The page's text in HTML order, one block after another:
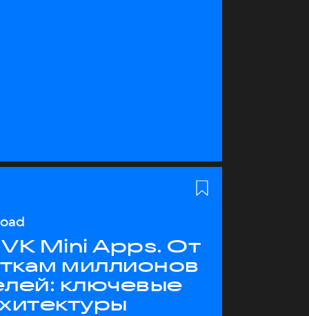
Mini Apps. От
миллионов
ключевые